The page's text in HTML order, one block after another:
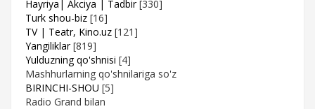
Hayriya| Akciya | Tadbir [330]
Turk shou-biz [16]
TV | Teatr, Kino.uz [121]
Yangiliklar [819]
Yulduzning qo'shnisi [4]
Mashhurlarning qo'shnilariga so'z
BIRINCHI-SHOU [5]
Radio Grand bilan